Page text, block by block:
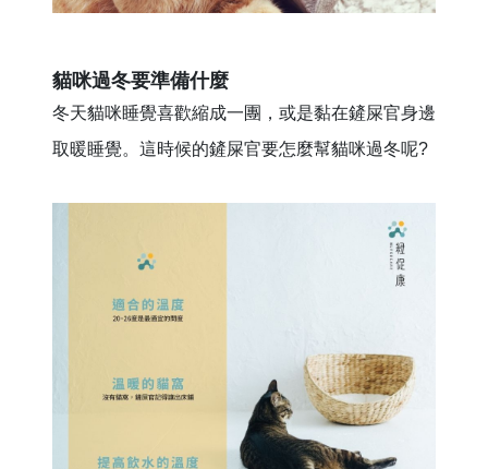
貓咪過冬要準備什麼
冬天貓咪睡覺喜歡縮成一團，或是黏在鏟屎官身邊
取暖睡覺。這時候的鏟屎官要怎麼幫貓咪過冬呢?